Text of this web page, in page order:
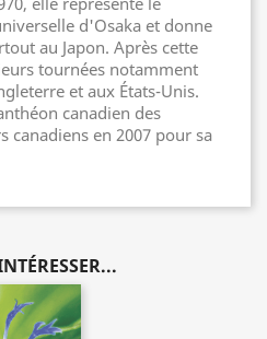
d'Osaka et donne
au Japon. Après cette
tournées notamment
et aux États-Unis.
canadien des
canadiens en 2007 pour sa